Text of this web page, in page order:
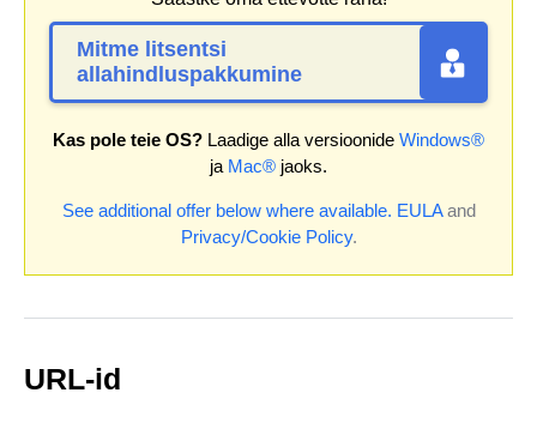
Mitme litsentsi
allahindluspakkumine
Kas pole teie OS? Laadige alla versioonide Windows®
ja Mac® jaoks.
See additional offer below where available. EULAand
Privacy/Cookie Policy.
URL-id